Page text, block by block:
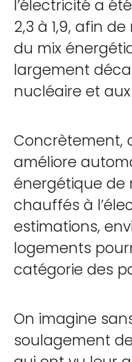
l’électricité a
2,3 à 1,9, afin
du mix
largement
nucléaire et
Concrètement,
améliore
énergétique de
chauffés à
estimations,
logements
catégorie des
On imagine
soulagement